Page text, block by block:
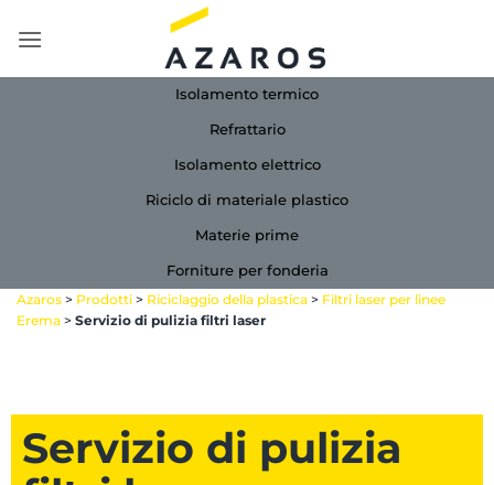
Isolamento termico
Refrattario
Isolamento elettrico
Riciclo di materiale plastico
Materie prime
Forniture per fonderia
Azaros > Prodotti > Riciclaggio della plastica > Filtri laser per linee
Erema > Servizio di pulizia filtri laser
Servizio di pulizia